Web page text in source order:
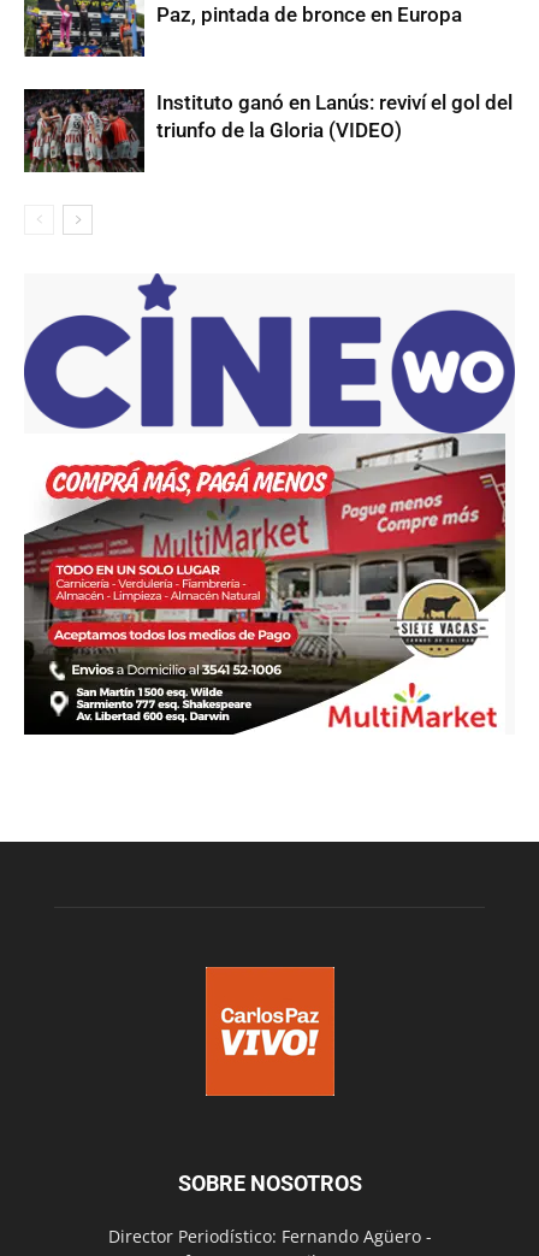
Paz, pintada de bronce en Europa
Instituto ganó en Lanús: reviví el gol del
triunfo de la Gloria (VIDEO)
SOBRE NOSOTROS
Director Periodístico: Fernando Agüero -